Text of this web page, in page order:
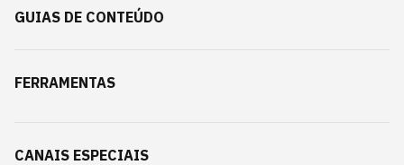
GUIAS DE CONTEÚDO
FERRAMENTAS
CANAIS ESPECIAIS